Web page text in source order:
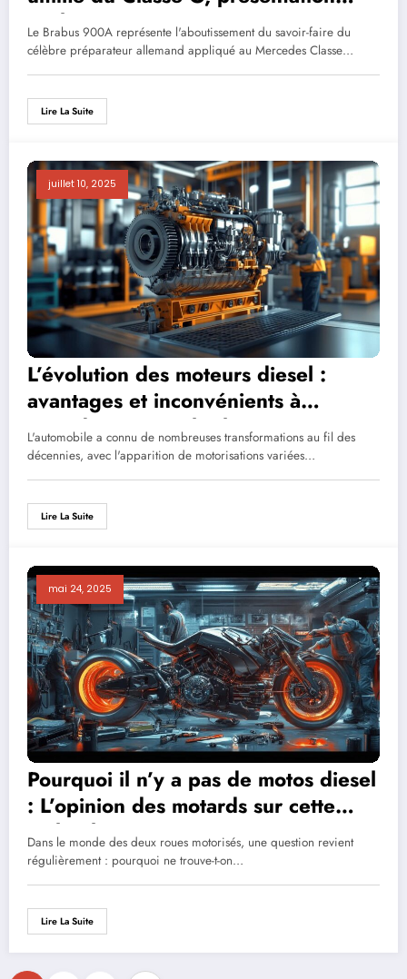
exclusive
Le Brabus 900A représente l'aboutissement du savoir-faire du
célèbre préparateur allemand appliqué au Mercedes Classe…
Lire La Suite
juillet 10, 2025
L’évolution des moteurs diesel :
avantages et inconvénients à
considérer avant l’achat
L'automobile a connu de nombreuses transformations au fil des
décennies, avec l'apparition de motorisations variées…
Lire La Suite
mai 24, 2025
Pourquoi il n’y a pas de motos diesel
: L’opinion des motards sur cette
technologie manquante
Dans le monde des deux roues motorisés, une question revient
régulièrement : pourquoi ne trouve-t-on…
Lire La Suite